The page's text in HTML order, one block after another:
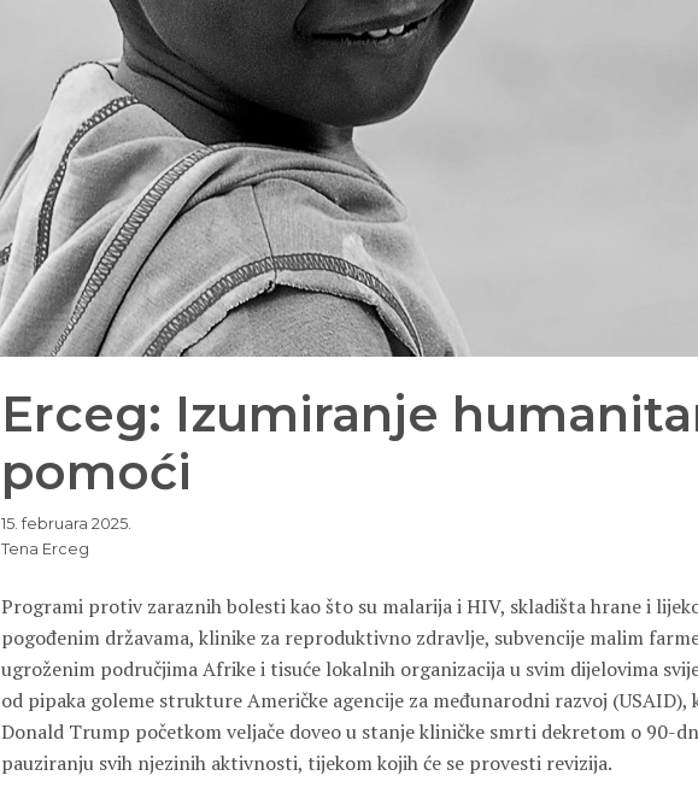
Erceg: Izumiranje
pomoći
15. februara 2025.
Tena Erceg
Programi protiv zaraznih bolesti kao što su malarija i HIV, skladišta hrane i
pogođenim državama, klinike za reproduktivno zdravlje, subvencije malim
ugroženim područjima Afrike i tisuće lokalnih organizacija u svim dijelovima
od pipaka goleme strukture Američke agencije za međunarodni razvoj (USAID),
Donald Trump početkom veljače doveo u stanje kliničke smrti dekretom o 90-
pauziranju svih njezinih aktivnosti, tijekom kojih će se provesti revizija.